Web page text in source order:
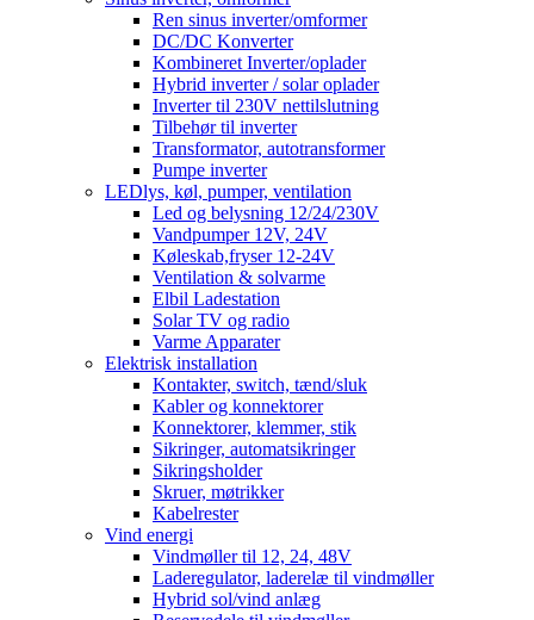
Ren sinus inverter/omformer
DC/DC Konverter
Kombineret Inverter/oplader
Hybrid inverter / solar oplader
Inverter til 230V nettilslutning
Tilbehør til inverter
Transformator, autotransformer
Pumpe inverter
LEDlys, køl, pumper, ventilation
Led og belysning 12/24/230V
Vandpumper 12V, 24V
Køleskab,fryser 12-24V
Ventilation & solvarme
Elbil Ladestation
Solar TV og radio
Varme Apparater
Elektrisk installation
Kontakter, switch, tænd/sluk
Kabler og konnektorer
Konnektorer, klemmer, stik
Sikringer, automatsikringer
Sikringsholder
Skruer, møtrikker
Kabelrester
Vind energi
Vindmøller til 12, 24, 48V
Laderegulator, laderelæ til vindmøller
Hybrid sol/vind anlæg